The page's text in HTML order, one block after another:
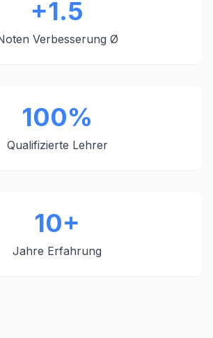
+1.5
Verbesserung Ø
100%
Qualifizierte Lehrer
10+
Jahre Erfahrung